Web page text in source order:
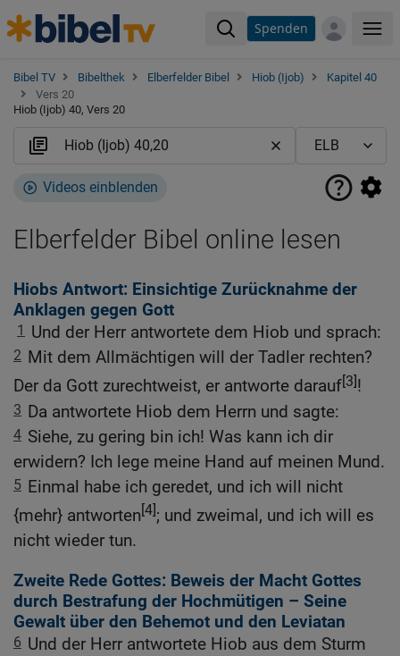
Spenden
Bibel TV Bibelthek Elberfelder Bibel Hiob (Ijob)
Kapitel 40
Vers 20
Hiob (Ijob) 40, Vers 20
Videos einblenden
Elberfelder Bibel online lesen
Hiobs Antwort: Einsichtige Zurücknahme der
Anklagen gegen Gott
1 Und der Herr antwortete dem Hiob und sprach:
2 Mit dem Allmächtigen will der Tadler rechten?
Der da Gott zurechtweist, er antworte darauf[3]!
3 Da antwortete Hiob dem Herrn und sagte:
4 Siehe, zu gering bin ich! Was kann ich dir
erwidern? Ich lege meine Hand auf meinen Mund.
5 Einmal habe ich geredet, und ich will nicht
{mehr} antworten[4]; und zweimal, und ich will es
nicht wieder tun.
Zweite Rede Gottes: Beweis der Macht Gottes
durch Bestrafung der Hochmütigen – Seine
Gewalt über den Behemot und den Leviatan
6 Und der Herr antwortete Hiob aus dem Sturm